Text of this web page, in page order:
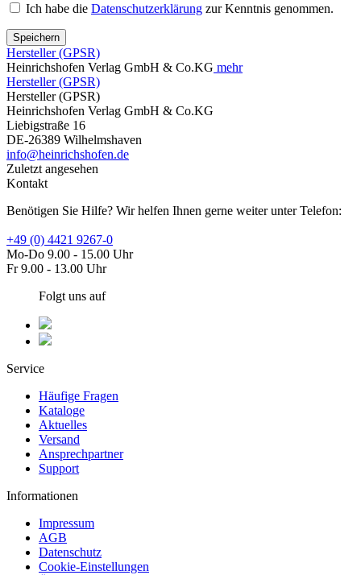
Ich habe die Datenschutzerklärung zur Kenntnis genommen.
Speichern
Hersteller (GPSR)
Heinrichshofen Verlag GmbH & Co.KG mehr
Hersteller (GPSR)
Hersteller (GPSR)
Heinrichshofen Verlag GmbH & Co.KG
Liebigstraße 16
DE-26389 Wilhelmshaven
info@heinrichshofen.de
Zuletzt angesehen
Kontakt
Benötigen Sie Hilfe? Wir helfen Ihnen gerne weiter unter Telefon:
+49 (0) 4421 9267-0
Mo-Do 9.00 - 15.00 Uhr
Fr 9.00 - 13.00 Uhr
Folgt uns auf
Service
Häufige Fragen
Kataloge
Aktuelles
Versand
Ansprechpartner
Support
Informationen
Impressum
AGB
Datenschutz
Cookie-Einstellungen